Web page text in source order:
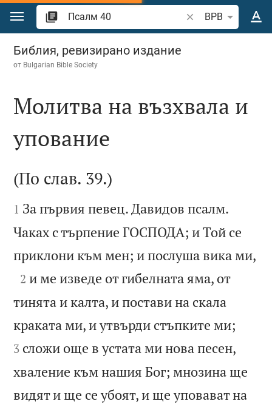
Преминете към съдържанието
Търсете стих или
BPB
Псалм 40
Библия, ревизирано издание
от Bulgarian Bible Society

Молитва на възхвала и
упование

(По слав. 39.)

1 За първия певец. Давидов псалм.
Чаках с търпение ГОСПОДА; и Той се
приклони към мен; и послуша вика ми,

2 и ме изведе от гибелната яма, от
тинята и калта, и постави на скала
краката ми, и утвърди стъпките ми;
3 сложи още в устата ми нова песен,
хваление към нашия Бог; мнозина ще
видят и ще се убоят, и ще уповават на